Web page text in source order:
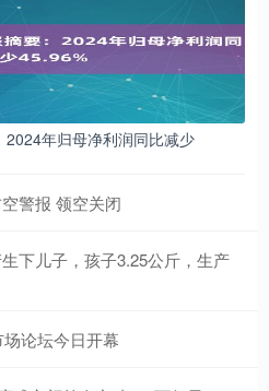
年归母净利润同比减少
警报 领空关闭
下儿子，孩子3.25公斤，生产
论坛今日开幕